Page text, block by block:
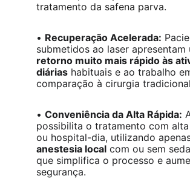
tratamento da safena parva.
• Recuperação Acelerada:
submetidos ao laser apresentam
retorno muito mais rápido às
diárias habituais e ao trabalho
comparação à cirurgia
• Conveniência da Alta Rápida:
possibilita o tratamento com
ou hospital-dia, utilizando
anestesia local com ou sem
que simplifica o processo e
segurança.